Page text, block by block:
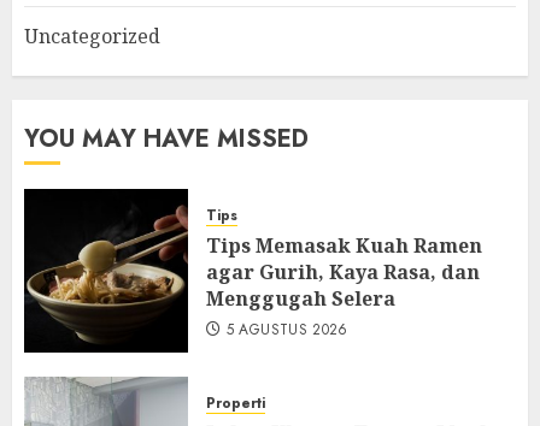
Uncategorized
YOU MAY HAVE MISSED
Tips
Tips Memasak Kuah Ramen
agar Gurih, Kaya Rasa, dan
Menggugah Selera
5 AGUSTUS 2026
Properti